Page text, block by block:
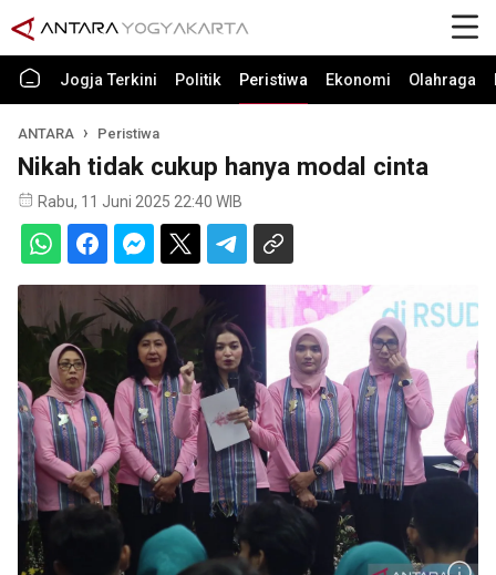
Jogja Terkini Politik Peristiwa Ekonomi Olahraga
ANTARA Peristiwa
Nikah tidak cukup hanya modal cinta
Rabu, 11 Juni 2025 22:40 WIB